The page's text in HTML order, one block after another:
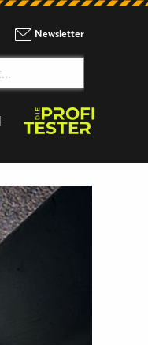
Newsletter